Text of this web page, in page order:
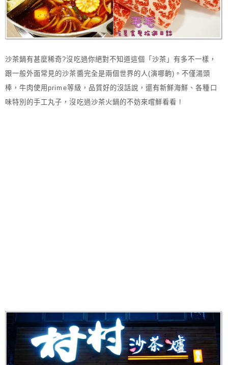
沙茶鍋有甚麼稀奇?沒吃過你絕對不知道這個「沙茶」有多不一樣，
跟一般外面常見的沙茶醬完全是兩個世界的人(演哪齣)。不僅湯頭
棒，牛肉使用prime等級，品質好的沒話說，還有新鮮海鮮、各種 口
味特別的手工丸子，沒吃過沙茶火鍋的不妨來嚐鮮看看 !